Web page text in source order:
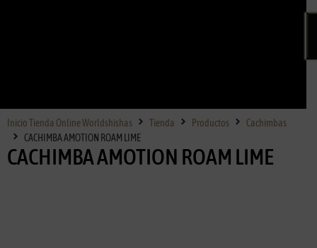
Inicio Tienda Online Worldshishas Tienda Productos
Cachimbas
CACHIMBA AMOTION ROAM LIME
CACHIMBA AMOTION ROAM LIME